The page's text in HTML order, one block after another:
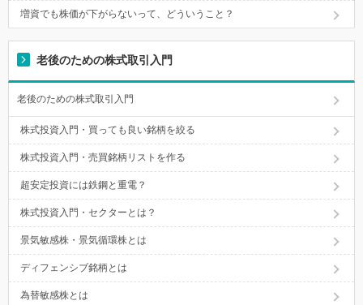
増資でも株価が下がらないって、どういうこと？
老後のための株式取引入門
老後のための株式取引入門
株式投資入門・買っても良い銘柄を絞る
株式投資入門・売買銘柄リストを作る
超安定投資には鉄鋼と重電？
株式投資入門・セクターとは？
景気敏感株・景気循環株とは
ディフェンシブ銘柄とは
為替敏感株とは